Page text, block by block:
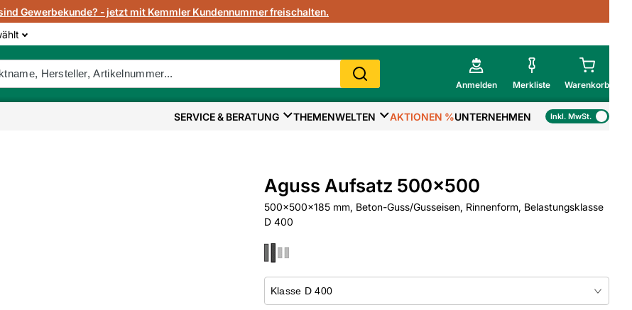
Gewerbekunde? - jetzt mit Kemmler Kundennummer freischalten.
Anmelden Merkliste Warenkorb
Mein Warenkorb
Zur Kasse
SERVICE & BERATUNG THEMENWELTEN AKTIONEN %UNTERNEHMEN Inkl. MwSt.
Aguss Aufsatz 500x500
500x500x185 mm, Beton-Guss/Gusseisen, Rinnenform, Belastungsklasse
D 400